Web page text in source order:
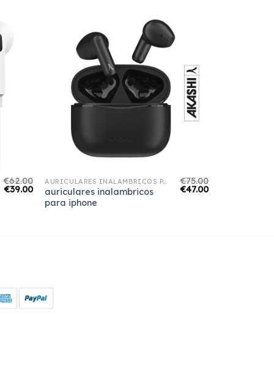
€62.00
€39.00
AURICULARES INALAMBRICOS PARA IPHONE
auriculares inalambricos
para iphone
€75.00
€47.00